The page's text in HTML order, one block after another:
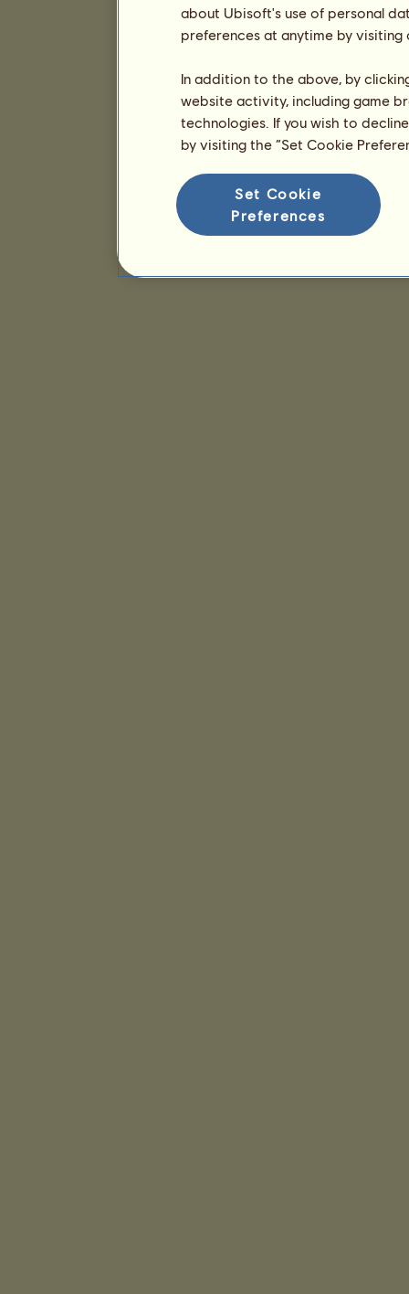
about Ubisoft's use of personal
preferences at anytime by
In addition to the above, by
website activity, including game
technologies. If you wish to
by visiting the “Set Cookie
Set Cookie
Preferences